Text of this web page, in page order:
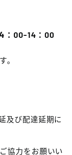
：00-14：00
。
及び配達延期に
協力をお願いい